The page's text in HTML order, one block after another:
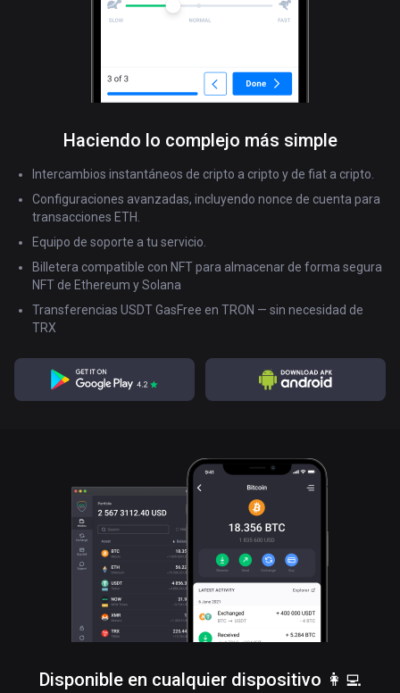
Haciendo lo complejo más simple
Intercambios instantáneos de cripto a cripto y de fiat a cripto.
Configuraciones avanzadas, incluyendo nonce de cuenta para
transacciones ETH.
Equipo de soporte a tu servicio.
Billetera compatible con NFT para almacenar de forma segura
NFT de Ethereum y Solana
Transferencias USDT GasFree en TRON — sin necesidad de
TRX
Disponible en cualquier dispositivo 👩‍💻